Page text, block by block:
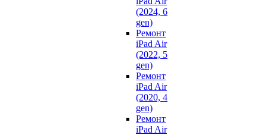
(2024, 6
gen)
Ремонт
iPad Air
(2022, 5
gen)
Ремонт
iPad Air
(2020, 4
gen)
Ремонт
iPad Air